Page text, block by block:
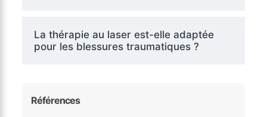
La thérapie au laser est-elle adaptée
pour les blessures traumatiques ?
Références